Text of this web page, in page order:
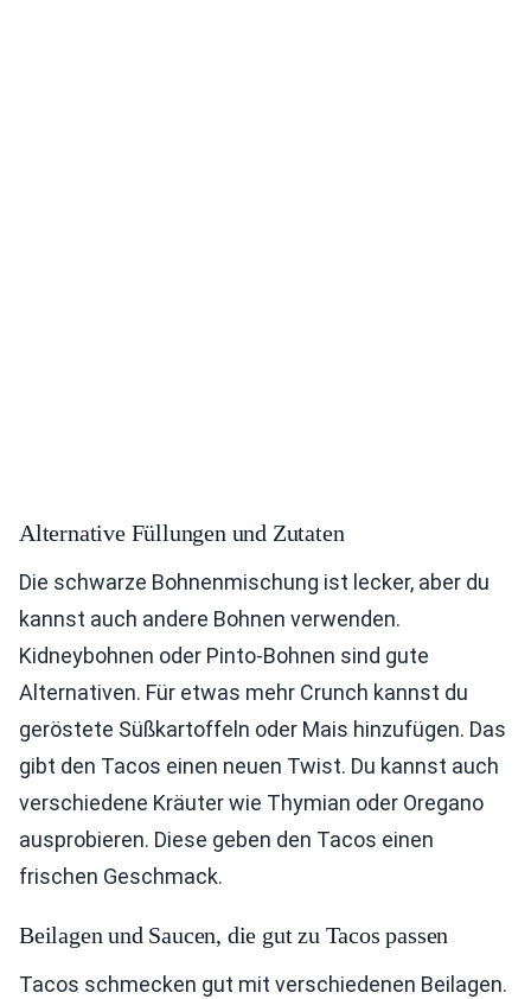
Alternative Füllungen und Zutaten
Die schwarze Bohnenmischung ist lecker, aber du
kannst auch andere Bohnen verwenden.
Kidneybohnen oder Pinto-Bohnen sind gute
Alternativen. Für etwas mehr Crunch kannst du
geröstete Süßkartoffeln oder Mais hinzufügen. Das
gibt den Tacos einen neuen Twist. Du kannst auch
verschiedene Kräuter wie Thymian oder Oregano
ausprobieren. Diese geben den Tacos einen
frischen Geschmack.
Beilagen und Saucen, die gut zu Tacos passen
Tacos schmecken gut mit verschiedenen Beilagen.